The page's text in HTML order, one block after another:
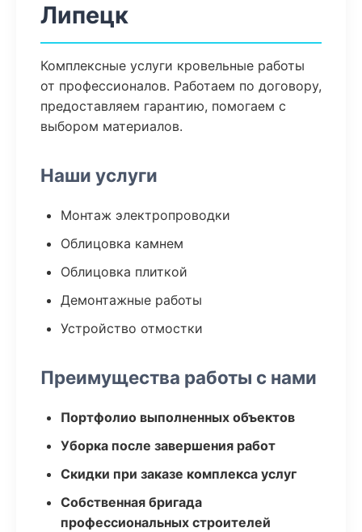
Липецк
Комплексные услуги кровельные работы
от профессионалов. Работаем по договору,
предоставляем гарантию, помогаем с
выбором материалов.
Наши услуги
Монтаж электропроводки
Облицовка камнем
Облицовка плиткой
Демонтажные работы
Устройство отмостки
Преимущества работы с нами
Портфолио выполненных объектов
Уборка после завершения работ
Скидки при заказе комплекса услуг
Собственная бригада
профессиональных строителей